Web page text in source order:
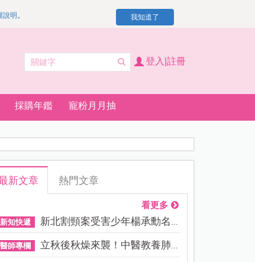
說明 。 我知道了
登入|註冊
採購年鑑 寵粉月月抽
新文章 熱門文章
看更多
新知快遞 新北割頸案受害少年楊承勳名...
醫師專欄 立秋後秋燥來襲！中醫教養肺...